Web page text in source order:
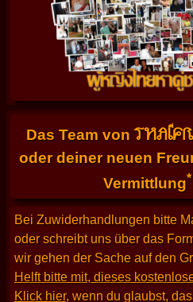
Das Team von
oder deiner neuen
Vermittlung*
Bei Zuwiderhandlungen bitte
oder schreibt uns über das
wir gehen der Sache auf den
Helft bitte mit, dieses
Klick hier, wenn du glaubst,